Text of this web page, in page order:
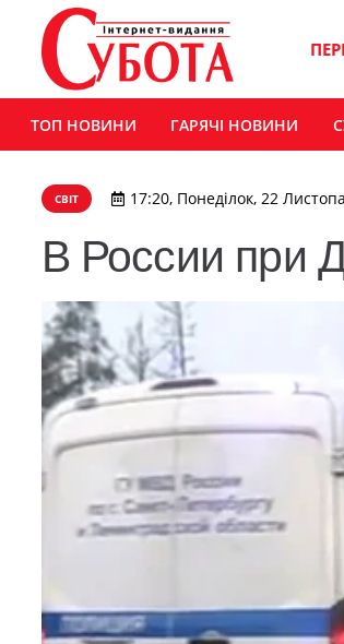
ТОП НОВИНИ ГАРЯЧІ НОВИНИ
СВІТ 17:20, Понеділок, 22
В России при